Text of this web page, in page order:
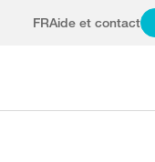
FRAide et contact